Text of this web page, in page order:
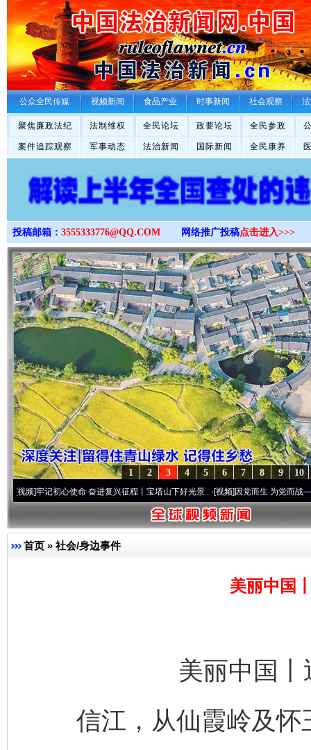
>
公众全民传媒 视频新闻 食品产业 时事新闻 社会观察
聚焦廉政法纪 法制维权 全民论坛 政要论坛 全民参政
案件追踪观察 军事动态 法治新闻 国际新闻 全民康养
投稿邮箱： 3555333776@QQ.COM 网络推广投稿点击进入>>>
10
9
8
7
6
5
4
3
2
1
初心使命 奋进复兴征程丨宝塔山下好光景..·[视频]因党而生 为党而战——百年“纪
首页 » 社会/身边事件
美丽中国
美丽中国
信江，从仙霞岭及怀